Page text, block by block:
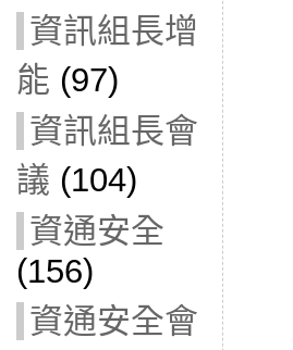
資訊組長增
能 (97)
資訊組長會
議 (104)
資通安全
(156)
資通安全會